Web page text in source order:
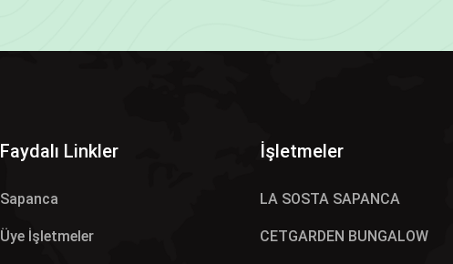
Faydalı Linkler
Sapanca
Üye İşletmeler
İşletmeler
LA SOSTA SAPANCA
CETGARDEN BUNGALOW